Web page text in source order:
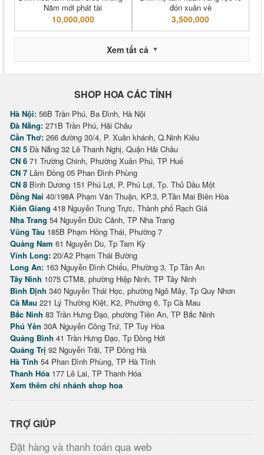
Năm mới phát tài
10,000,000
đón xuân về
3,500,000
Xem tất cả
SHOP HOA CÁC TỈNH
Hà Nội: 56B Trần Phú, Ba Đình, Hà Nội
Đà Nẵng: 271B Trần Phú, Hải Châu
Cần Thơ: 266 đường 30/4, P. Xuân khánh, Q.Ninh Kiều
CN 5 Đà Nẵng 32 Lê Thanh Nghị, Quận Hải Châu
CN 6 71 Trường Chinh, Phường Xuân Phú, TP Huế
CN 7 Lâm Đồng 05 Phan Đình Phùng
CN 8 Bình Dương 151 Phú Lợi, P. Phú Lợi, Tp. Thủ Dầu Một
Đồng Nai 40/198A Phạm Văn Thuận, KP.3, P.Tân Mai Biên Hòa
Kiên Giang 418 Nguyễn Trung Trực, Thành phố Rạch Giá
Nha Trang 54 Nguyễn Đức Cảnh, TP Nha Trang
Vũng Tàu 185B Phạm Hồng Thái, Phường 7
Quảng Nam 61 Nguyễn Du, Tp Tam Kỳ
Vĩnh Long: 20/A2 Phạm Thái Bường
Long An: 163 Nguyễn Đình Chiểu, Phường 3, Tp Tân An
Tây Ninh 1075 CTM8, phường Hiệp Ninh, TP Tây Ninh
Bình Định 340 Nguyễn Thái Học, phường Ngô Mây, Tp Quy Nhơn
Cà Mau 221 Lý Thường Kiệt, K2, Phường 6, Tp Cà Mau
Bắc Ninh 83 Trần Hưng Đạo, phường Tiền An, TP Bắc Ninh
Phú Yên 30A Nguyễn Công Trứ, TP Tuy Hòa
Quảng Bình 41 Trần Hưng Đạo, Tp Đồng Hới
Quảng Trị 92 Nguyễn Trãi, TP Đông Hà
Hà Tĩnh 54 Phan Đình Phùng, TP Hà Tĩnh
Thanh Hóa 177 Lê Lai, TP Thanh Hóa
Xem thêm chi nhánh shop hoa
TRỢ GIÚP
Đặt hàng và thanh toán qua web